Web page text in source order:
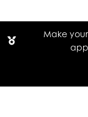
Make